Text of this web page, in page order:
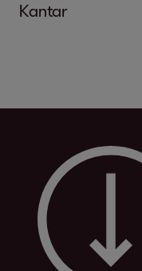
Kantar